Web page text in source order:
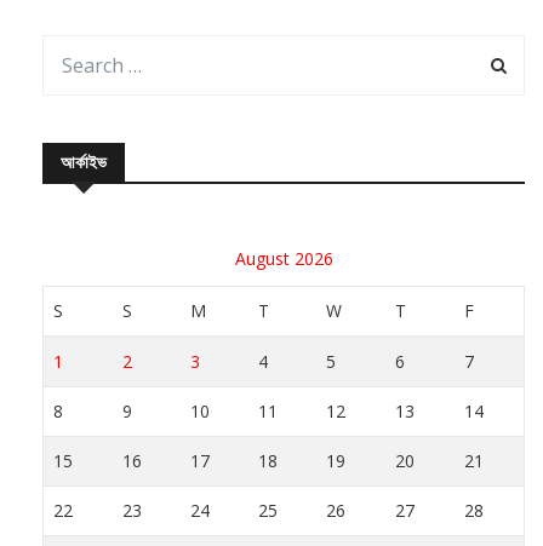
আর্কাইভ
August 2026
S S M T W T F
1 2 3 4 5 6 7
8 9 10 11 12 13 14
15 16 17 18 19 20 21
22 23 24 25 26 27 28